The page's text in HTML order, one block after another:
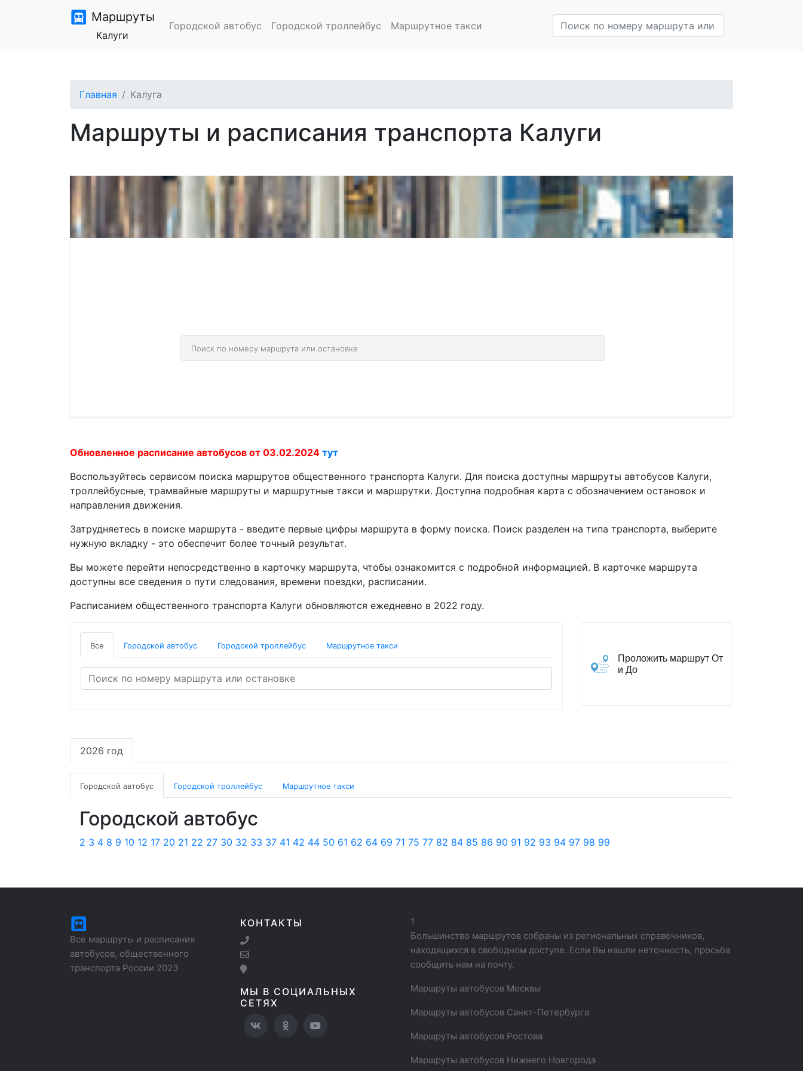
Маршруты
Калуги
Городской автобус Городской троллейбус Маршрутное такси
Главная Калуга
Маршруты и расписания транспорта Калуги
Обновленное расписание автобусов от 03.02.2024 тут
Воспользуйтесь сервисом поиска маршрутов общественного транспорта Калуги. Для поиска доступны маршруты автобусов Калуги,
троллейбусные, трамвайные маршруты и маршрутные такси и маршрутки. Доступна подробная карта с обозначением остановок и
направления движения.
Затрудняетесь в поиске маршрута - введите первые цифры маршрута в форму поиска. Поиск разделен на типа транспорта, выберите
нужную вкладку - это обеспечит более точный результат.
Вы можете перейти непосредственно в карточку маршрута, чтобы ознакомится с подробной информацией. В карточке маршрута
доступны все сведения о пути следования, времени поездки, расписании.
Расписанием общественного транспорта Калуги обновляются ежедневно в 2022 году.
Все Городской автобус Городской троллейбус Маршрутное такси
Проложить маршрут От
и До
2026 год
Городской автобус Городской троллейбус Маршрутное такси
Городской автобус
2 3 4 8 9 10 12 17 20 21 22 27 30 32 33 37 41 42 44 50 61 62 64 69 71 75 77 82 84 85 86 90 91 92 93 94 97 98 99
Все маршруты и расписания
автобусов, общественного
транспорта России 2023
КОНТАКТЫ
МЫ В СОЦИАЛЬНЫХ
СЕТЯХ
1
Большинство маршрутов собраны из региональных справочников,
находящихся в свободном доступе. Если Вы нашли неточность, просьба
сообщить нам на почту.
Маршруты автобусов Москвы
Маршруты автобусов Санкт-Петербурга
Маршруты автобусов Ростова
Маршруты автобусов Нижнего Новгорода